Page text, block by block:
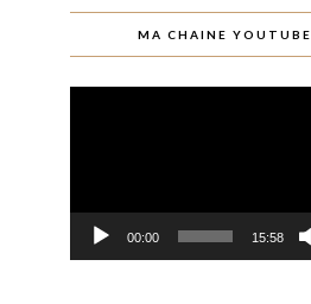
MA CHAINE YOUTUBE
00:00 15:58